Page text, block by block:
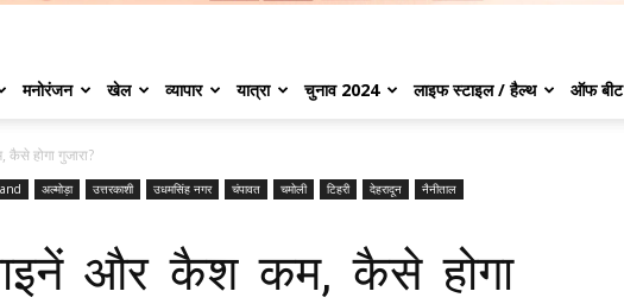
मनोरंजन खेल व्यापार यात्रा चुनाव 2024 लाइफ स्टाइल / हैल्थ ऑफ बीट
होगा गुजारा?
अल्मोड़ा उत्तरकाशी उधमसिंह नगर चंपावत चमोली टिहरी देहरादून
नैनीताल
और कैश कम, कैसे होगा